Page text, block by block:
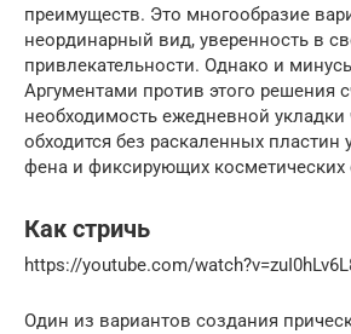
преимуществ. Это многообразие
неординарный вид, уверенность в
привлекательности. Однако и
Аргументами против этого решения
необходимость ежедневной укладки
обходится без раскаленных пластин
фена и фиксирующих косметических
Как стричь
https://youtube.com/
Один из вариантов создания